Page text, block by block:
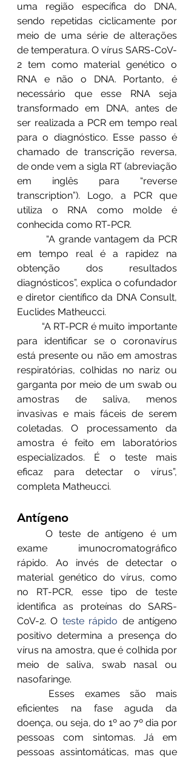
uma região específica do DNA,
sendo repetidas ciclicamente por
meio de uma série de alterações
de temperatura. O vírus SARS-CoV-
2 tem como material genético o
RNA e não o DNA. Portanto, é
necessário que esse RNA seja
transformado em DNA, antes de
ser realizada a PCR em tempo real
para o diagnóstico. Esse passo é
chamado de transcrição reversa,
de onde vem a sigla RT (abreviação
em inglês para “reverse
transcription”). Logo, a PCR que
utiliza o RNA como molde é
conhecida como RT-PCR.
em tempo real é a rapidez na
obtenção dos resultados
diagnósticos”, explica o cofundador
e diretor científico da DNA Consult,
Euclides Matheucci.
para identificar se o coronavírus
está presente ou não em amostras
respiratórias, colhidas no nariz ou
garganta por meio de um swab ou
amostras de saliva, menos
invasivas e mais fáceis de serem
coletadas. O processamento da
amostra é feito em laboratórios
especializados. É o teste mais
eficaz para detectar o vírus”,
completa Matheucci.
Antígeno
exame imunocromatográfico
rápido. Ao invés de detectar o
material genético do vírus, como
no RT-PCR, esse tipo de teste
identifica as proteínas do SARS-
CoV-2. O teste rápido de antígeno
positivo determina a presença do
vírus na amostra, que é colhida por
meio de saliva, swab nasal ou
nasofaringe.
eficientes na fase aguda da
doença, ou seja, do 1º ao 7º dia por
pessoas com sintomas. Já em
pessoas assintomáticas, mas que